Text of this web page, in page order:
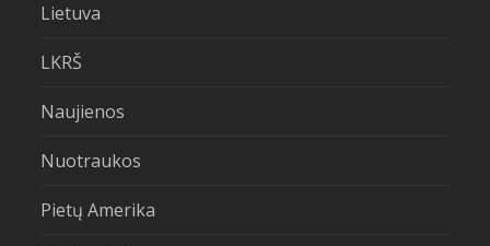
Lietuva
LKRŠ
Naujienos
Nuotraukos
Pietų Amerika